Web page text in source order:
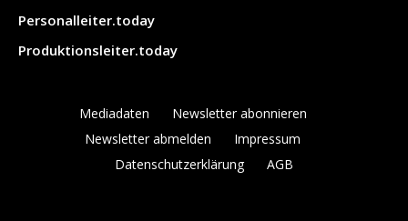
Personalleiter.today
Produktionsleiter.today
Mediadaten
Newsletter abonnieren
Newsletter abmelden
Impressum
Datenschutzerklärung
AGB